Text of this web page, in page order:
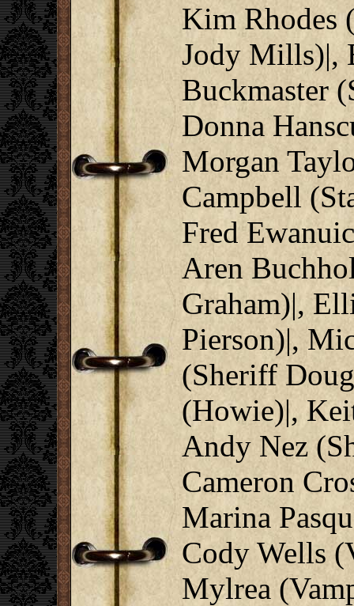
Kim Rhodes
Jody Mills)|,
Buckmaster
Donna
Morgan
Campbell
Fred
Aren
Graham)|,
Pierson)|,
(Sheriff
(Howie)|,
Andy Nez
Cameron
Marina
Cody Wells
Mylrea